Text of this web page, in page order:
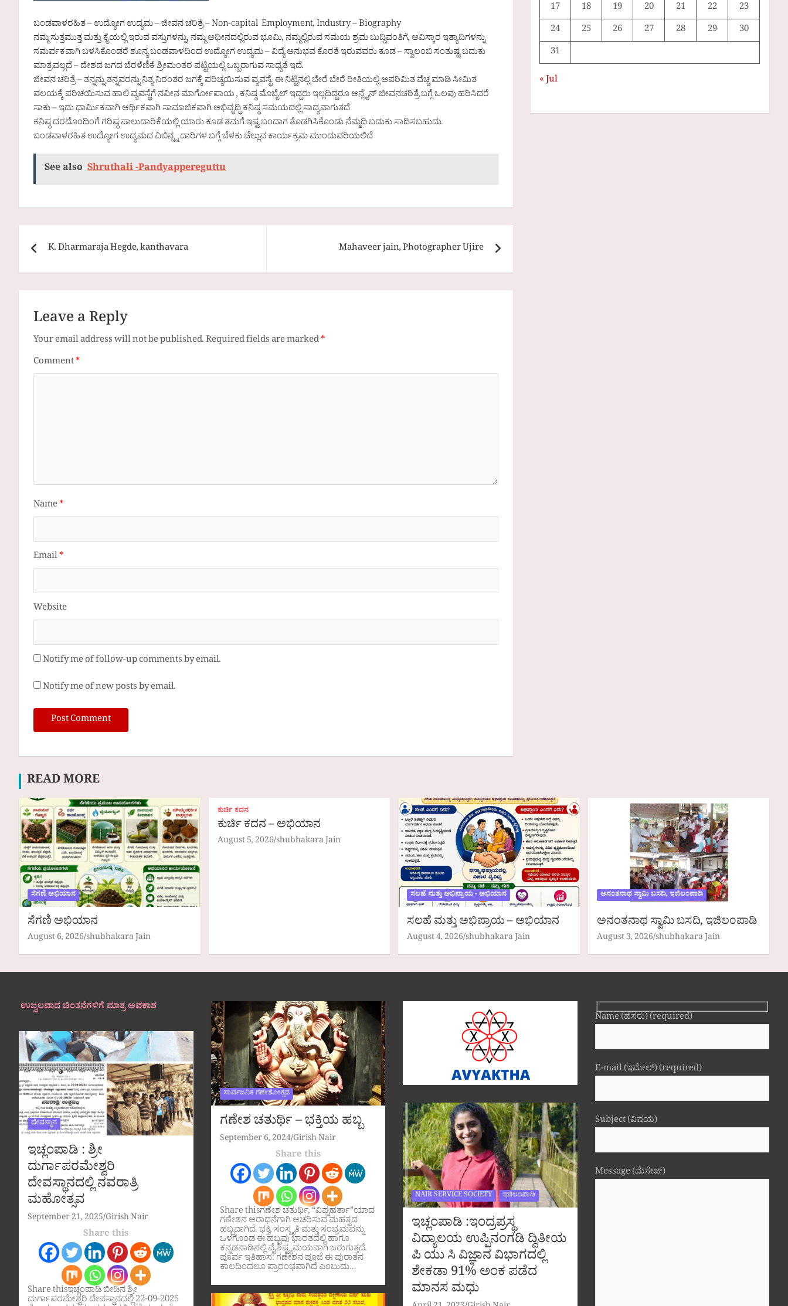
ಬಂಡವಾಳರಹಿತ – ಉದ್ಯೋಗ ಉದ್ಯಮ – ಜೀವನ ಚರಿತ್ರೆ – Non-capital Employment, Industry – Biography
ನಮ್ಮ ಸುತ್ತಮುತ್ತ ಮತ್ತು ಕೈಯಲ್ಲಿ ಇರುವ ವಸ್ತುಗಳನ್ನು, ನಮ್ಮ ಅಧೀನದಲ್ಲಿರುವ ಭೂಮಿ, ನಮ್ಮಲ್ಲಿರುವ ಸಮಯ ಶ್ರಮ ಬುದ್ದಿವಂತಿಗೆ, ಆವಿಸ್ಕಾರ ಇತ್ಯಾದಿಗಳನ್ನು
ಸಮರ್ಪಕವಾಗಿ ಬಳಸಿಕೊಂಡರೆ ಶೂನ್ಯ ಬಂಡವಾಳದಿಂದ ಉದ್ಯೋಗ ಉದ್ಯಮ – ವಿದ್ಯೆ ಅನುಭವ ಕೊರತೆ ಇರುವವರು ಕೂಡ – ಸ್ವಾಲಂಬಿ ಸಂತುಷ್ಟ ಬದುಕು
ಮಾತ್ರವಲ್ಲದೆ – ದೇಶದ ಜಗದ ಬೆರಳೆಣಿಕೆ ಶ್ರೀಮಂತರ ಪಟ್ಟಿಯಲ್ಲಿ ಒಬ್ಬರಾಗುವ ಸಾಧ್ಯತೆ ಇದೆ.
ಜೀವನ ಚರಿತ್ರೆ – ತನ್ನನ್ನು ತನ್ನವರನ್ನು ನಿತ್ಯ ನಿರಂತರ ಜಗಕ್ಕೆ ಪರಿಚ್ಯಯಿಸುವ ವ್ಯವಸ್ಥೆ. ಈ ನಿಟ್ಟಿನಲ್ಲಿ ಬೇರೆ ಬೇರೆ ರೀತಿಯಲ್ಲಿ ಅಪರಿಮಿತ ವೆಚ್ಚ ಮಾಡಿ ಸೀಮಿತ
ವಲಯಕ್ಕೆ ಪರಿಚಯಿಸುವ ಹಾಲಿ ವ್ಯವಸ್ಥೆಗೆ ನವೀನ ಮಾರ್ಗೋಪಾಯ , ಕನಿಷ್ಠ ಮೊಬೈಲ್ ಇದ್ದರು ಇಲ್ಲದಿದ್ದರೂ ಆನ್ಲೈನ್ ಜೀವನಚರಿತ್ರೆ ಬಗ್ಗೆ ಒಲವು ಹರಿಸಿದರೆ
ಸಾಕು – ಇದು ಧಾರ್ಮಿಕವಾಗಿ ಆರ್ಥಿಕವಾಗಿ ಸಾಮಾಜಿಕವಾಗಿ ಅಭಿವೃದ್ಧಿ ಕನಿಷ್ಠ ಸಮಯದಲ್ಲಿ ಸಾದ್ಯವಾಗುತದೆ
ಕನಿಷ್ಠ ದರದೊಂದಿಂಗೆ ಗರಿಷ್ಠ ಪಾಲುದಾರಿಕೆಯಲ್ಲಿ ಯಾರು ಕೂಡ ತಮಗೆ ಇಷ್ಟ ಬಂದಾಗ ತೊಡಗಿಸಿಕೊಂಡು ನೆಮ್ಮದಿ ಬದುಕು ಸಾದಿಸಬಹುದು.
ಬಂಡವಾಳರಹಿತ ಉದ್ಯೋಗ ಉದ್ಯಮದ ವಿಬಿನ್ನ್ನ ದಾರಿಗಳ ಬಗ್ಗೆ ಬೆಳಕು ಚೆಲ್ಲುವ ಕಾರ್ಯಕ್ರಮ ಮುಂದುವರಿಯಲಿದೆ
See also Shruthali -Pandyappereguttu
Post
navigation
K. Dharmaraja Hegde, kanthavara Mahaveer jain, Photographer Ujire
Leave a Reply
Your email address will not be published.Required fields are marked*
Comment*
Name*
Email*
Website
Notify me of follow-up comments by email.
Notify me of new posts by email.
17
18 19 20 21 22
23
24
25 26 27 28 29
30
31
« Jul
READ MORE
ಸೆಗಣಿ ಅಭಿಯಾನ
ಸೆಗಣಿ ಅಭಿಯಾನ
August 6, 2026 shubhakara Jain
ಕುರ್ಚಿ ಕದನ
ಕುರ್ಚಿ ಕದನ – ಅಭಿಯಾನ
August 5, 2026shubhakara Jain
ಸಲಹೆ ಮತ್ತು ಅಭಿಪ್ರಾಯ - ಅಭಿಯಾನ
ಸಲಹೆ ಮತ್ತು ಅಭಿಪ್ರಾಯ – ಅಭಿಯಾನ
August 4, 2026 shubhakara Jain
ಅನಂತನಾಥ ಸ್ವಾಮಿ ಬಸದಿ, ಇಜಿಲಂಪಾಡಿ
ಅನಂತನಾಥ ಸ್ವಾಮಿ ಬಸದಿ, ಇಜಿಲಂಪಾಡಿ
August 3, 2026shubhakara Jain
ಉಜ್ವಲವಾದ ಚಿಂತನೆಗಳಿಗೆ ಮಾತ್ರ ಅವಕಾಶ
ದೇವಸ್ಥಾನ
ಇಚ್ಲಂಪಾಡಿ : ಶ್ರೀ
ದುರ್ಗಾಪರಮೇಶ್ವರಿ
ದೇವಸ್ಥಾನದಲ್ಲಿ ನವರಾತ್ರಿ
ಮಹೋತ್ಸವ
September 21, 2025 Girish Nair
Share this
Share thisಇಚ್ಲಂಪಾಡಿ ಬೀಡಿನ ಶ್ರೀ
ದುರ್ಗಾಪರಮೇಶ್ವರಿ ದೇವಸ್ಥಾನದಲ್ಲಿ 22-09-2025
ಸಾರ್ವಜನಿಕ ಗಣೇಶೋತ್ಸವ
ಗಣೇಶ ಚತುರ್ಥಿ – ಭಕ್ತಿಯ ಹಬ್ಬ
September 6, 2024Girish Nair
Share this
Share thisಗಣೇಶ ಚತುರ್ಥಿ, “ವಿಘ್ನಹರ್ತಾ”ಯಾದ
ಗಣೇಶನ ಆರಾಧನೆಗಾಗಿ ಆಚರಿಸುವ ಮಹತ್ವದ
ಹಬ್ಬವಾಗಿದೆ. ಭಕ್ತಿ, ಸಂಸ್ಕೃತಿ ಮತ್ತು ಸಂಭ್ರಮವನ್ನು
ಒಳಗೊಂಡ ಈ ಹಬ್ಬವು ಭಾರತದಲ್ಲಿ ಹಾಗೂ
ಕನ್ನಡನಾಡಿನಲ್ಲಿ ವೈಶಿಷ್ಟ್ಯಮಯವಾಗಿ ಜರುಗುತ್ತದೆ.
ಪೂರ್ವ ಇತಿಹಾಸ: ಗಣೇಶನ ಪೂಜೆ ಈ ಪುರಾತನ
ಕಾಲದಿಂದಲೂ ಪ್ರಾರಂಭವಾಗಿದೆ ಎಂಬುದು…
NAIR SERVICE SOCIETY ಇಚಿಲಂಪಾಡಿ
ಇಚ್ಲಂಪಾಡಿ :ಇಂದ್ರಪ್ರಸ್ಥ
ವಿದ್ಯಾಲಯ ಉಪ್ಪಿನಂಗಡಿ ದ್ವಿತೀಯ
ಪಿ ಯು ಸಿ ವಿಜ್ಞಾನ ವಿಭಾಗದಲ್ಲಿ
ಶೇಕಡಾ 91% ಅಂಕ ಪಡೆದ
ಮಾನಸ ಮಧು
Name (ಹೆಸರು) (required)
E-mail (ಇಮೇಲ್) (required)
Subject (ವಿಷಯ)
Message (ಮೆಸೇಜ್)